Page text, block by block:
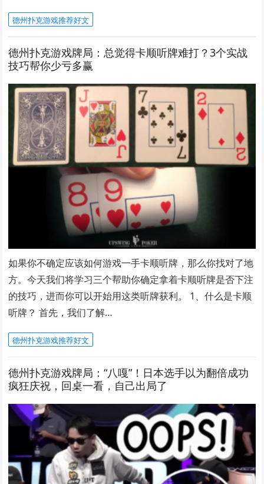
德州扑克游戏推荐好文
德州扑克游戏牌局：总觉得卡顺听牌难打？3个实战
技巧帮你少亏多赢
如果你不确定应该如何游戏一手卡顺听牌，那么你找对了地
方。今天我们将学习三个帮助你确定拿着卡顺听牌是否下注
的技巧，进而你可以开始用这类听牌获利。 1、什么是卡顺
听牌？ 首先，我们了解…
德州扑克游戏推荐好文
德州扑克游戏牌局：“八嘎”！日本选手以为翻倍成功
疯狂庆祝，回桌一看，自己出局了